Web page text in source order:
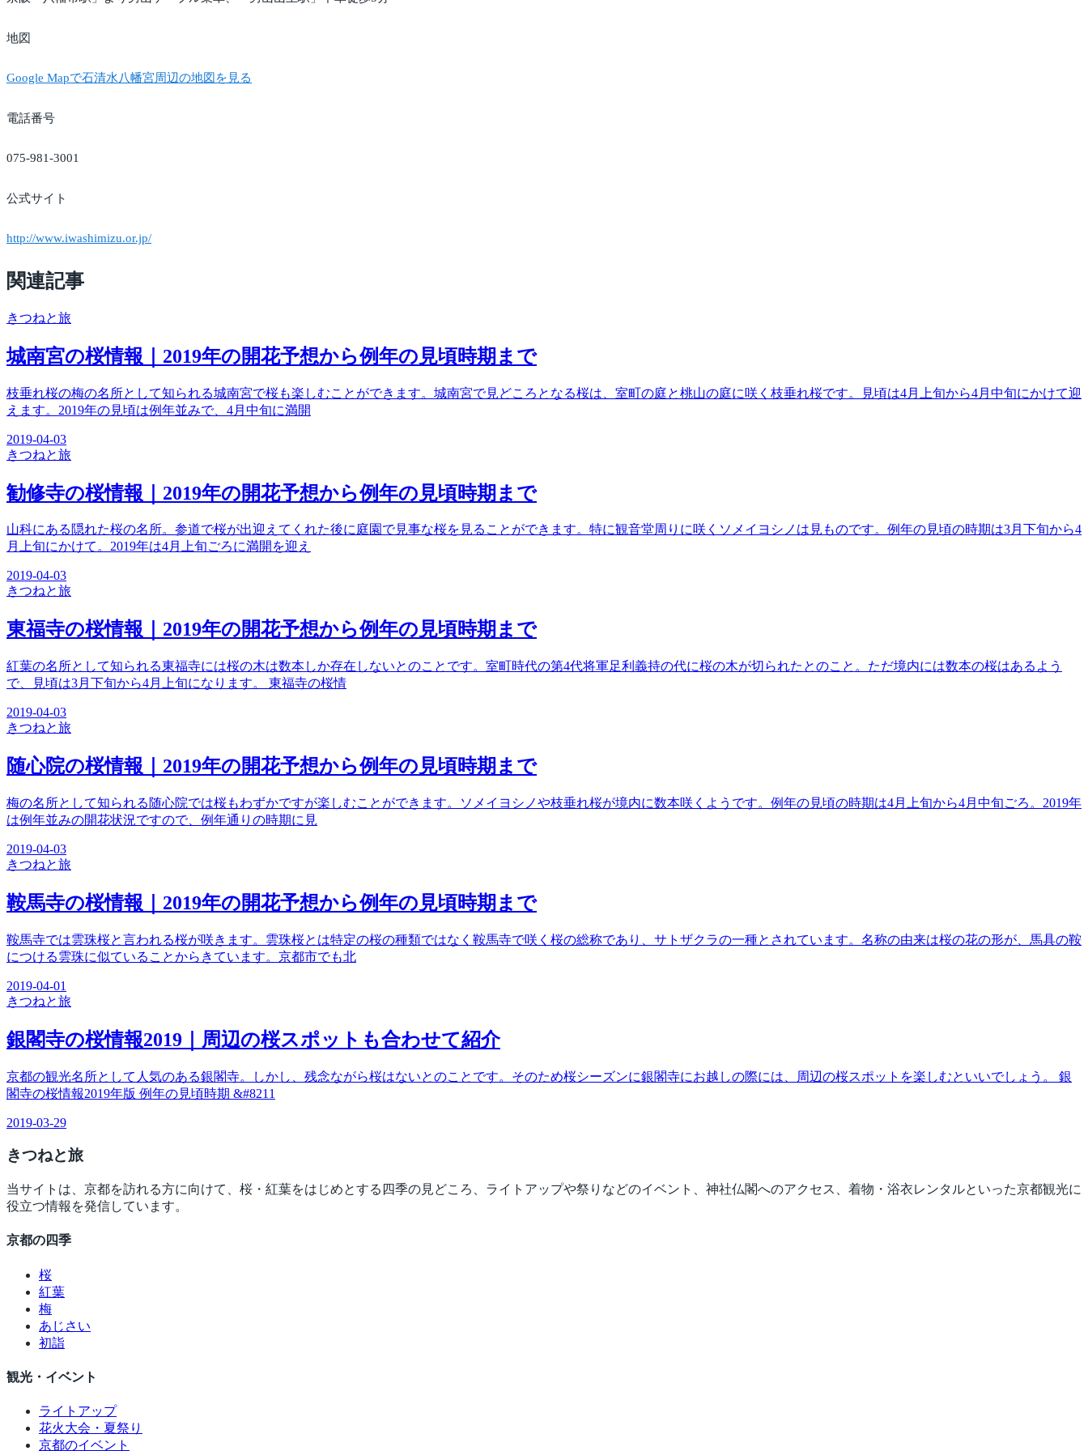
地図
Google Mapで石清水八幡宮周辺の地図を見る
電話番号
075-981-3001
公式サイト
http://www.iwashimizu.or.jp/
関連記事
きつねと旅
城南宮の桜情報｜2019年の開花予想から例年の見頃時期まで
枝垂れ桜の梅の名所として知られる城南宮で桜も楽しむことができます。城南宮で見どころとなる桜は、室町の庭と桃山の庭に咲く枝垂れ桜です。見頃は4月上旬から4月中旬にかけて迎
えます。2019年の見頃は例年並みで、4月中旬に満開
2019-04-03
きつねと旅
勧修寺の桜情報｜2019年の開花予想から例年の見頃時期まで
山科にある隠れた桜の名所。参道で桜が出迎えてくれた後に庭園で見事な桜を見ることができます。特に観音堂周りに咲くソメイヨシノは見ものです。例年の見頃の時期は3月下旬から4
月上旬にかけて。2019年は4月上旬ごろに満開を迎え
2019-04-03
きつねと旅
東福寺の桜情報｜2019年の開花予想から例年の見頃時期まで
紅葉の名所として知られる東福寺には桜の木は数本しか存在しないとのことです。室町時代の第4代将軍足利義持の代に桜の木が切られたとのこと。ただ境内には数本の桜はあるよう
で、見頃は3月下旬から4月上旬になります。 東福寺の桜情
2019-04-03
きつねと旅
随心院の桜情報｜2019年の開花予想から例年の見頃時期まで
梅の名所として知られる随心院では桜もわずかですが楽しむことができます。ソメイヨシノや枝垂れ桜が境内に数本咲くようです。例年の見頃の時期は4月上旬から4月中旬ごろ。2019年
は例年並みの開花状況ですので、例年通りの時期に見
2019-04-03
きつねと旅
鞍馬寺の桜情報｜2019年の開花予想から例年の見頃時期まで
鞍馬寺では雲珠桜と言われる桜が咲きます。雲珠桜とは特定の桜の種類ではなく鞍馬寺で咲く桜の総称であり、サトザクラの一種とされています。名称の由来は桜の花の形が、馬具の鞍
につける雲珠に似ていることからきています。京都市でも北
2019-04-01
きつねと旅
銀閣寺の桜情報2019｜周辺の桜スポットも合わせて紹介
京都の観光名所として人気のある銀閣寺。しかし、残念ながら桜はないとのことです。そのため桜シーズンに銀閣寺にお越しの際には、周辺の桜スポットを楽しむといいでしょう。 銀
閣寺の桜情報2019年版 例年の見頃時期 &#8211
2019-03-29
きつねと旅
当サイトは、京都を訪れる方に向けて、桜・紅葉をはじめとする四季の見どころ、ライトアップや祭りなどのイベント、神社仏閣へのアクセス、着物・浴衣レンタルといった京都観光に
役立つ情報を発信しています。
京都の四季
桜
紅葉
梅
あじさい
初詣
観光・イベント
ライトアップ
花火大会・夏祭り
京都のイベント